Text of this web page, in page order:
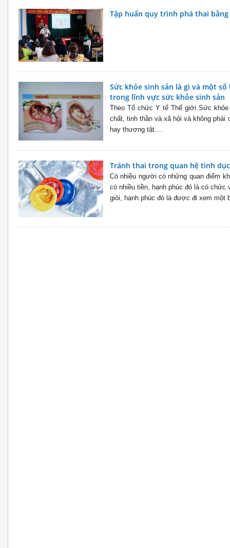
Tập huấn quy trình phá thai
Sức khỏe sinh sản là gì và một
trong lĩnh vực sức khỏe sinh sản
Theo Tổ chức Y tế Thế giới Sức
chất, tinh thần và xã hội và không phải
hay thương tật....
Tránh thai trong quan hệ tình dục
Có nhiều người có những quan điểm
có nhiều tiền, hạnh phúc đó là có chức
giỏi, hạnh phúc đó là được đi xem một